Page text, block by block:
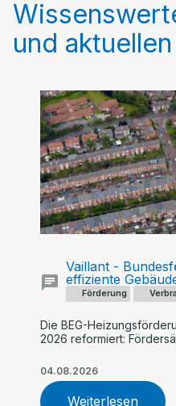
und
Förderung
Vaillant -
effiziente
Die BEG-
2026 reformiert:
Geringverdiener und
profitieren. Ein früher
Vaillant Wärmepumpe –
04.08.2026
Weiterlesen